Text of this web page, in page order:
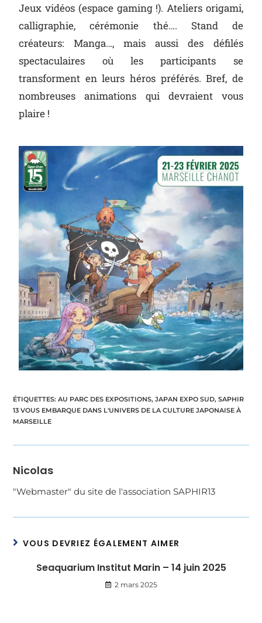
Jeux vidéos (espace gaming !). Ateliers origami,
calligraphie, cérémonie thé…. Stand de
créateurs: Manga…, mais aussi des défilés
spectaculaires où les participants se
transforment en leurs héros préférés. Bref, de
nombreuses animations qui devraient vous
plaire !
ÉTIQUETTES:AU PARC DES EXPOSITIONS, JAPAN EXPO SUD, SAPHIR
13 VOUS EMBARQUE DANS L'UNIVERS DE LA CULTURE JAPONAISE À
MARSEILLE
Nicolas
"Webmaster" du site de l'association SAPHIR13
VOUS DEVRIEZ ÉGALEMENT AIMER
Seaquarium Institut Marin – 14 juin 2025
2 mars 2025